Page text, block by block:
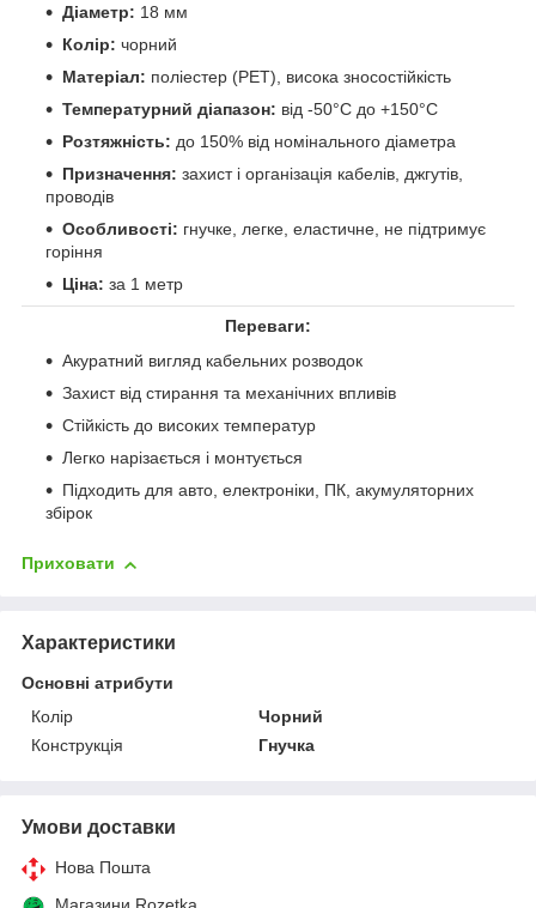
Діаметр: 18 мм
Колір: чорний
Матеріал: поліестер (PET), висока зносостійкість
Температурний діапазон: від -50°C до +150°C
Розтяжність: до 150% від номінального діаметра
Призначення: захист і організація кабелів, джгутів,
проводів
Особливості: гнучке, легке, еластичне, не підтримує
горіння
Ціна: за 1 метр
Переваги:
Акуратний вигляд кабельних розводок
Захист від стирання та механічних впливів
Стійкість до високих температур
Легко нарізається і монтується
Підходить для авто, електроніки, ПК, акумуляторних
збірок
Приховати
Характеристики
Основні атрибути
Колір
Чорний
Конструкція
Гнучка
Умови доставки
Нова Пошта
Магазини Rozetka